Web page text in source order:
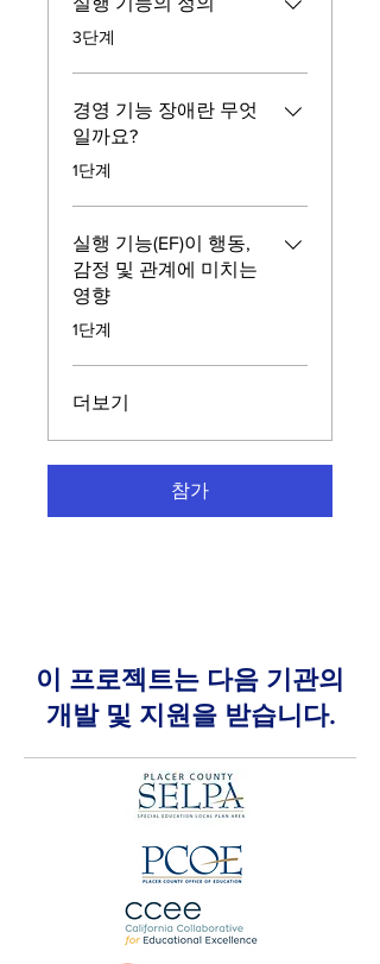
.3단계
경영 기능 장애란 무엇
일까요?
.1단계
실행 기능(EF)이 행동,
감정 및 관계에 미치는
영향
.1단계
더보기
참가
이 프로젝트는 다음 기관의
개발 및 지원을 받습니다.